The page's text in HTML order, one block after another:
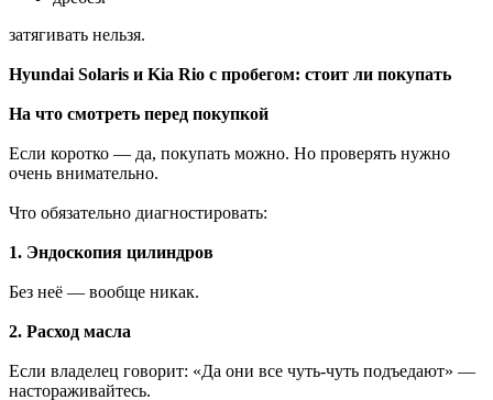
затягивать нельзя.
Hyundai Solaris и Kia Rio с пробегом: стоит ли покупать
На что смотреть перед покупкой
Если коротко — да, покупать можно. Но проверять нужно
очень внимательно.
Что обязательно диагностировать:
1. Эндоскопия цилиндров
Без неё — вообще никак.
2. Расход масла
Если владелец говорит: «Да они все чуть-чуть подъедают» —
настораживайтесь.